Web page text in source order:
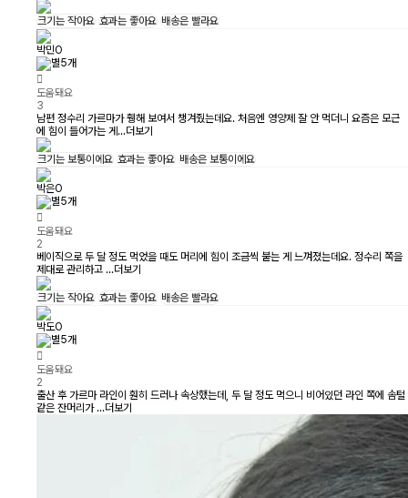
크기는 작아요 효과는 좋아요 배송은 빨라요
박민O
도움돼요
3
남편 정수리 가르마가 휑해 보여서 챙겨줬는데요. 처음엔 영양제 잘 안 먹더니 요즘은 모근
에 힘이 들어가는 게...더보기
크기는 보통이에요 효과는 좋아요 배송은 보통이에요
박은O
도움돼요
2
베이직으로 두 달 정도 먹었을 때도 머리에 힘이 조금씩 붙는 게 느껴졌는데요. 정수리 쪽을
제대로 관리하고 ...더보기
크기는 작아요 효과는 좋아요 배송은 빨라요
박도O
도움돼요
2
출산 후 가르마 라인이 훤히 드러나 속상했는데, 두 달 정도 먹으니 비어있던 라인 쪽에 솜털
같은 잔머리가 ...더보기